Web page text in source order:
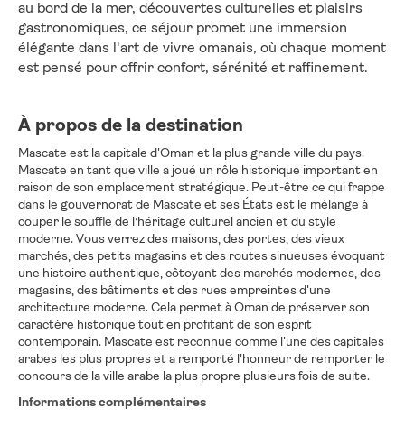
au bord de la mer, découvertes culturelles et plaisirs
gastronomiques, ce séjour promet une immersion
élégante dans l'art de vivre omanais, où chaque moment
est pensé pour offrir confort, sérénité et raffinement.
À propos de la destination
Mascate est la capitale d'Oman et la plus grande ville du pays.
Mascate en tant que ville a joué un rôle historique important en
raison de son emplacement stratégique. Peut-être ce qui frappe
dans le gouvernorat de Mascate et ses États est le mélange à
couper le souffle de l’héritage culturel ancien et du style
moderne. Vous verrez des maisons, des portes, des vieux
marchés, des petits magasins et des routes sinueuses évoquant
une histoire authentique, côtoyant des marchés modernes, des
magasins, des bâtiments et des rues empreintes d'une
architecture moderne. Cela permet à Oman de préserver son
caractère historique tout en profitant de son esprit
contemporain. Mascate est reconnue comme l'une des capitales
arabes les plus propres et a remporté l'honneur de remporter le
concours de la ville arabe la plus propre plusieurs fois de suite.
Informations complémentaires